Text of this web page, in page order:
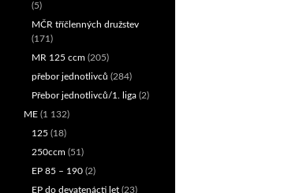
(5)
MČR tříčlenných družstev
(171)
MR 125 ccm (205)
přebor jednotlivců (284)
Přebor jednotlivců/1. liga (2)
ME (1 132)
125 (18)
250ccm (51)
EP 85 – 190 (2)
EP do devatenácti let (23)